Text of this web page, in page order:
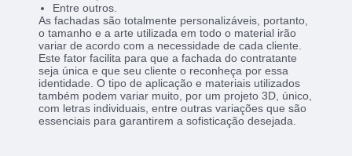
Entre outros.
As fachadas são totalmente personalizáveis, portanto,
o tamanho e a arte utilizada em todo o material irão
variar de acordo com a necessidade de cada cliente.
Este fator facilita para que a fachada do contratante
seja única e que seu cliente o reconheça por essa
identidade. O tipo de aplicação e materiais utilizados
também podem variar muito, por um projeto 3D, único,
com letras individuais, entre outras variações que são
essenciais para garantirem a sofisticação desejada.